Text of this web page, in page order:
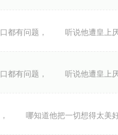
都有问题， 听说他遭皇上厌
都有问题， 听说他遭皇上厌
哪知道他把一切想得太美好